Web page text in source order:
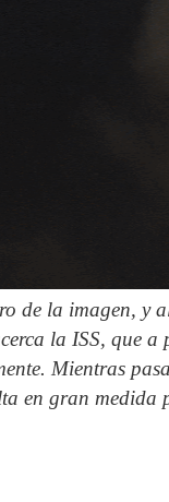
de la imagen, y
la ISS, que
Mientras
en gran medida